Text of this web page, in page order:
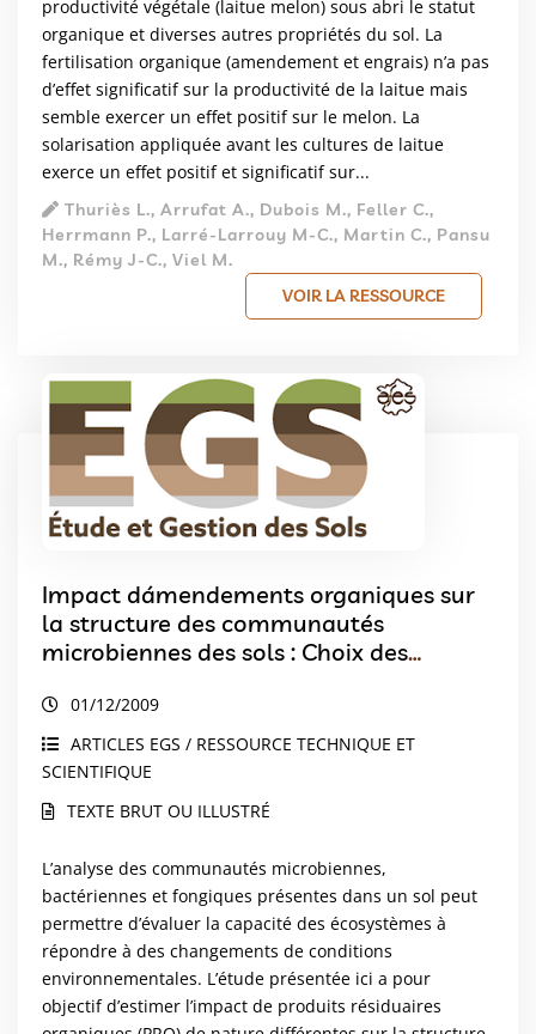
productivité végétale (laitue melon) sous abri le statut
organique et diverses autres propriétés du sol. La
fertilisation organique (amendement et engrais) n’a pas
d’effet significatif sur la productivité de la laitue mais
semble exercer un effet positif sur le melon. La
solarisation appliquée avant les cultures de laitue
exerce un effet positif et significatif sur...
Thuriès L., Arrufat A., Dubois M., Feller C.,
Herrmann P., Larré-Larrouy M-C., Martin C., Pansu
M., Rémy J-C., Viel M.
VOIR LA RESSOURCE
Impact dámendements organiques sur
la structure des communautés
microbiennes des sols : Choix des
01/12/2009
ARTICLES EGS / RESSOURCE TECHNIQUE ET
SCIENTIFIQUE
TEXTE BRUT OU ILLUSTRÉ
L’analyse des communautés microbiennes,
bactériennes et fongiques présentes dans un sol peut
permettre d’évaluer la capacité des écosystèmes à
répondre à des changements de conditions
environnementales. L’étude présentée ici a pour
objectif d’estimer l’impact de produits résiduaires